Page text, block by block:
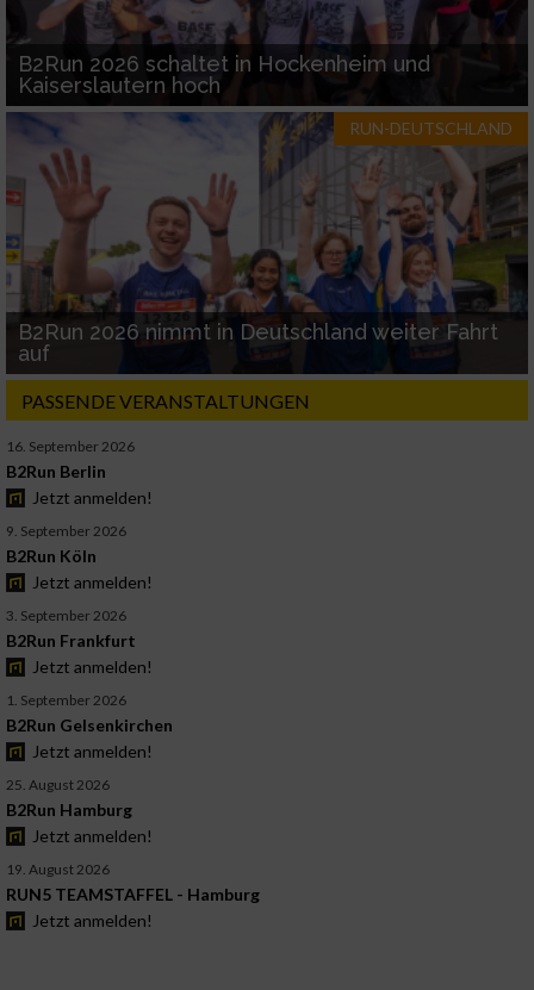
B2Run 2026 schaltet in Hockenheim und
Kaiserslautern hoch
RUN-DEUTSCHLAND
B2Run 2026 nimmt in Deutschland weiter Fahrt
auf
PASSENDE VERANSTALTUNGEN
16. September 2026
B2Run Berlin
Jetzt anmelden!
9. September 2026
B2Run Köln
Jetzt anmelden!
3. September 2026
B2Run Frankfurt
Jetzt anmelden!
1. September 2026
B2Run Gelsenkirchen
Jetzt anmelden!
25. August 2026
B2Run Hamburg
Jetzt anmelden!
19. August 2026
RUN5 TEAMSTAFFEL - Hamburg
Jetzt anmelden!